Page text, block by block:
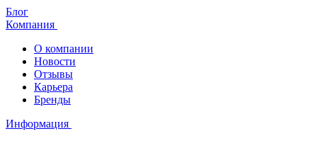
Блог
Компания
О компании
Новости
Отзывы
Карьера
Бренды
Информация